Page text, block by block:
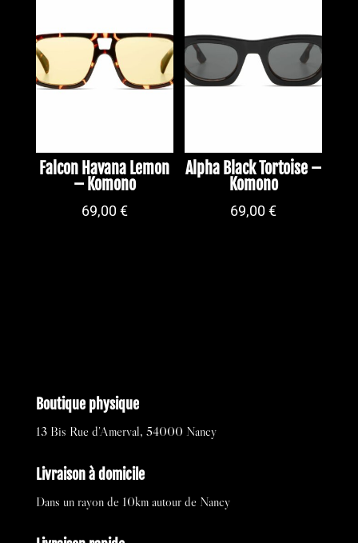
Falcon Havana Lemon
– Komono
69,00€
Alpha Black Tortoise –
Komono
69,00€
Boutique physique
13 Bis Rue d’Amerval, 54000 Nancy
Livraison à domicile
Dans un rayon de 10km autour de Nancy